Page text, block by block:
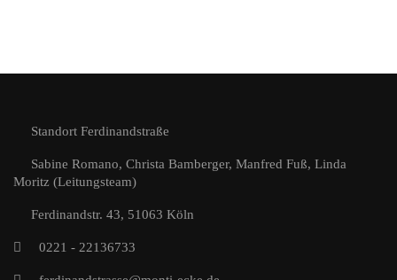
Standort Ferdinandstraße
Sabine Romano, Christa Bamberger, Manfred Fuß, Linda
Moritz (Leitungsteam)
Ferdinandstr. 43, 51063 Köln
0221 - 22136733